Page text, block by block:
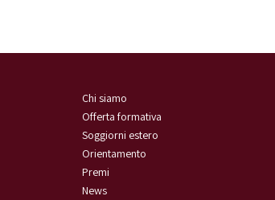
Chi siamo
Offerta formativa
Soggiorni estero
Orientamento
Premi
News